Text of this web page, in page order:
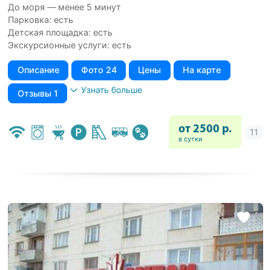
До моря — менее 5 минут
Парковка: есть
Детская площадка: есть
Экскурсионные услуги: есть
Описание Фото 24 Цены На карте
Отзывы 1 Узнать больше
от 2500 р.
в сутки